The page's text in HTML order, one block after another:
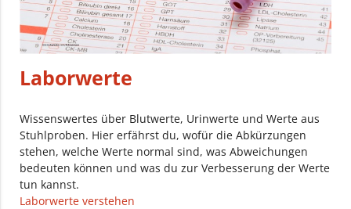
Laborwerte
Wissenswertes über Blutwerte, Urinwerte und Werte aus
Stuhlproben. Hier erfährst du, wofür die Abkürzungen
stehen, welche Werte normal sind, was Abweichungen
bedeuten können und was du zur Verbesserung der Werte
tun kannst.
Laborwerte verstehen